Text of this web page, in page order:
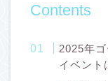
Contents
2025年
イベント